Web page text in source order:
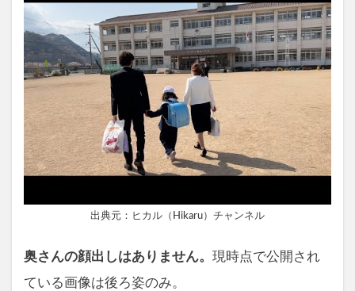
出典元：ヒカル（Hikaru）チャンネル
奥さんの顔出しはありません。 現時点で公開され
ている画像は後ろ姿のみ。